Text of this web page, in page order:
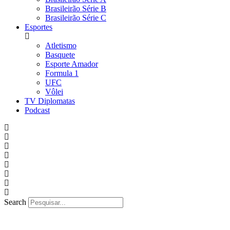
Brasileirão Série B
Brasileirão Série C
Esportes
Atletismo
Basquete
Esporte Amador
Formula 1
UFC
Vôlei
TV Diplomatas
Podcast
Search